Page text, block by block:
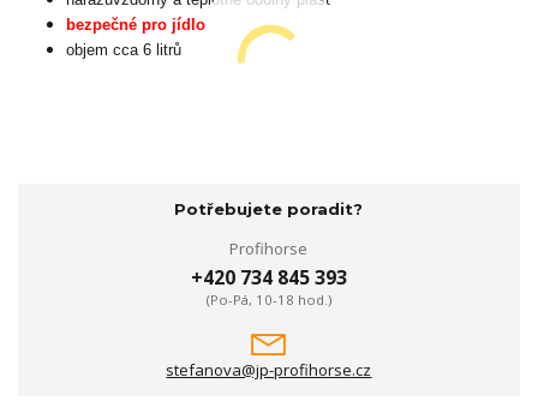
bezpečné pro jídlo
objem cca 6 litrů
Potřebujete poradit?
Profihorse
+420 734 845 393
(Po-Pá, 10-18 hod.)
stefanova@jp-profihorse.cz